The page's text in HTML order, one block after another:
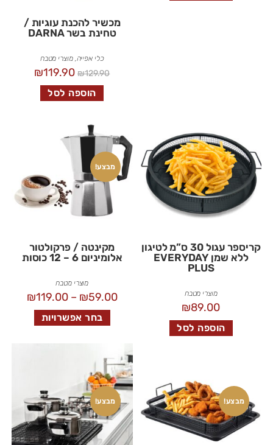
מכשיר להכנת עוגיות /
טחינת בשר DARNA
כלי אפייה,מוצרי מטבח
₪129.90
₪119.90
הוספה לסל
קריספר עגול 30 ס”מ לטיגון
ללא שמן EVERYDAY
PLUS
מוצרי מטבח
₪89.00
הוספה לסל
מבצע!
מקינטה / פרקולטור
אלומיניום 6 – 12 כוסות
מוצרי מטבח
₪59.00
–
₪119.00
בחר אפשרויות
מבצע! מבצע!